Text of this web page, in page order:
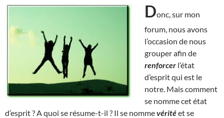
Donc, sur mon
forum, nous avons
l’occasion de nous
grouper afin de
renforcer l’état
d’esprit qui est le
notre. Mais comment
se nomme cet état
d’esprit ? A quoi se résume-t-il ? Il se nommevéritéet se